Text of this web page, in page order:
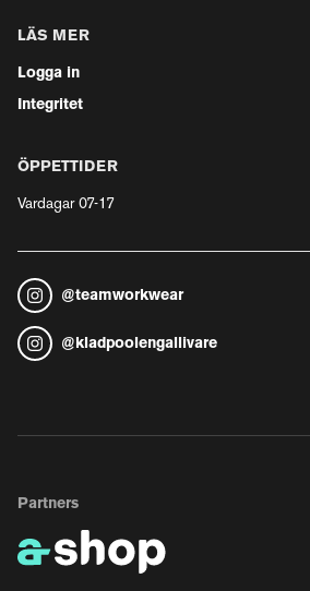
LÄS MER
Logga in
Integritet
ÖPPETTIDER
Vardagar 07-17
@teamworkwear
@ kladpoolengallivare
Partners